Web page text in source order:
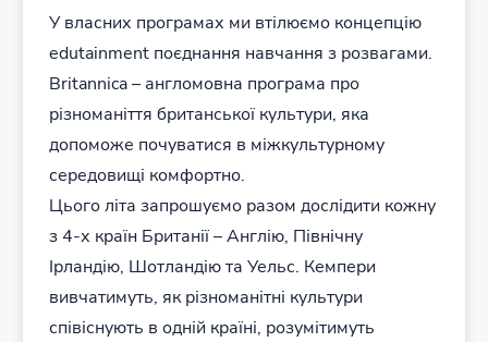
У власних програмах ми втілюємо концепцію
edutainment поєднання навчання з розвагами.
Britannica – англомовна програма про
різноманіття британської культури, яка
допоможе почуватися в міжкультурному
середовищі комфортно.
Цього літа запрошуємо разом дослідити кожну
з 4-х країн Британії – Англію, Північну
Ірландію, Шотландію та Уельс. Кемпери
вивчатимуть, як різноманітні культури
співіснують в одній країні, розумітимуть